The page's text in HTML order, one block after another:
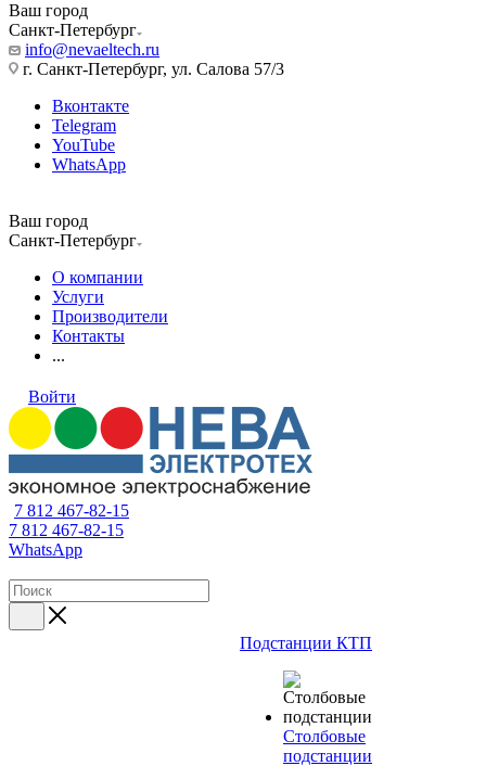
Ваш город
Санкт-Петербург
info@nevaeltech.ru
г. Санкт-Петербург, ул. Салова 57/3
Вконтакте
Telegram
YouTube
WhatsApp
Ваш город
Санкт-Петербург
О компании
Услуги
Производители
Контакты
...
Войти
7 812 467-82-15
7 812 467-82-15
WhatsApp
Подстанции КТП
Столбовые
подстанции